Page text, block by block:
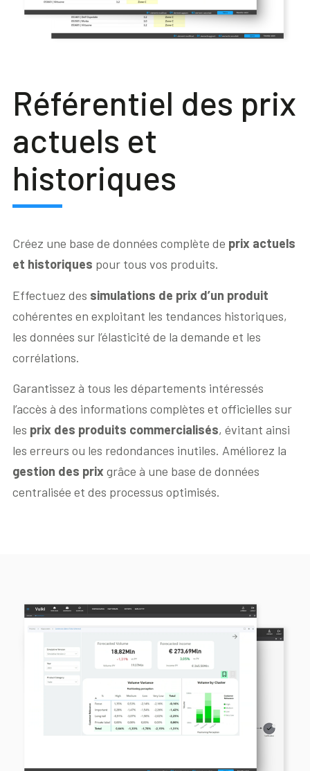
Référentiel des prix
actuels et
historiques
Créez une base de données complète de prix actuels
et historiques pour tous vos produits.
Effectuez des simulations de prix d’un produit
cohérentes en exploitant les tendances historiques,
les données sur l’élasticité de la demande et les
corrélations.
Garantissez à tous les départements intéressés
l’accès à des informations complètes et officielles sur
les prix des produits commercialisés, évitant ainsi
les erreurs ou les redondances inutiles. Améliorez la
gestion des prix grâce à une base de données
centralisée et des processus optimisés.